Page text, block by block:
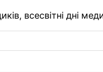
всесвітні дні